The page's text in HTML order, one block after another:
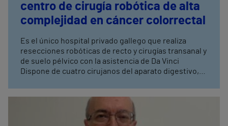
centro de cirugía robótica de alta
complejidad en cáncer colorrectal
Es el único hospital privado gallego que realiza
resecciones robóticas de recto y cirugías transanal y
de suelo pélvico con la asistencia de Da Vinci
Dispone de cuatro cirujanos del aparato digestivo,